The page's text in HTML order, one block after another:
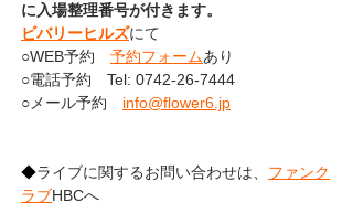
に入場整理番号が付きます。
ビバリーヒルズにて
○WEB予約 予約フォームあり
○電話予約　Tel: 0742-26-7444
○メール予約 info@flower6.jp
◆ライブに関するお問い合わせは、 ファンク
ラブHBCへ